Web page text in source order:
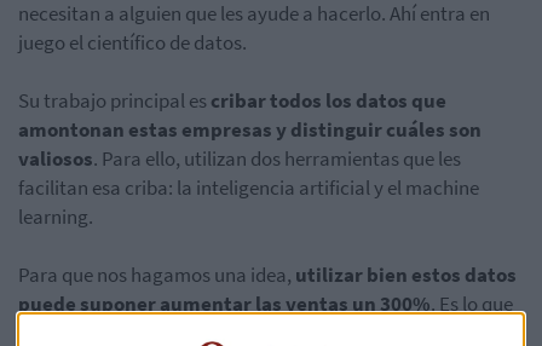
necesitan a alguien que les ayude a hacerlo. Ahí entra en
juego el científico de datos.
Su trabajo principal escribar todos los datos que
amontonan estas empresas y distinguir cuáles son
valiosos. Para ello, utilizan dos herramientas que les
facilitan esa criba: la inteligencia artificial y el machine
learning.
Para que nos hagamos una idea, utilizar bien estos datos
puede suponer aumentar las ventas un 300%. Es lo que